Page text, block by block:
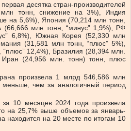
десятка стран-производителей
млн тонн, снижение на 3%), Индия
на 5,6%), Япония (70,214 млн тонн,
млн тонн, “минус” 1,9%), РФ
6,8%), Южная Корея (52,330 млн
(31,581 млн тонн, “плюс” 5%),
12,4%), Бразилия (28,394 млн.
(24,956 млн. тонн) тонн, плюс
произвела 1 млрд 546,586 млн
меньше, чем за аналогичный период
10 месяцев 2024 года произвела
на 25,7% выше объемов за январь-
находится на 20 месте по итогам 10